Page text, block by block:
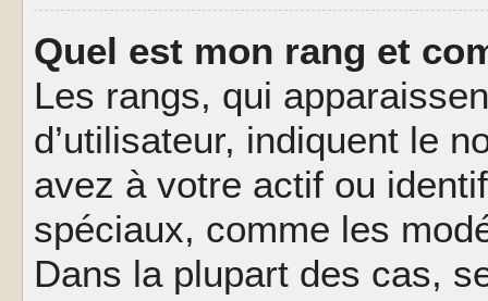
Quel est mon rang et
Les rangs, qui
d’utilisateur, indiquent le
avez à votre actif ou
spéciaux, comme les
Dans la plupart des cas,